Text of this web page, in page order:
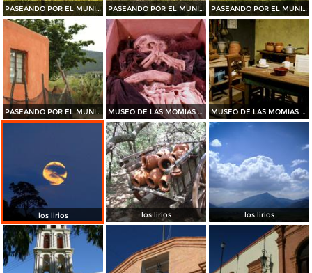
PASEANDO POR EL MUNICIPIO DE ARTEAGA......2015 PASEANDO POR EL MUNICIPIO DE ARTEAGA.......2015 PASEANDO POR EL MUNICIPIO DE ARTEAGA.......2015
PASEANDO POR EL MUNICIPIO DE ARTEAGA.......2015 MUSEO DE LAS MOMIAS DE SAN ANTONIO DE LAS ALAZANAS MUSEO DE LAS MOMIAS DE SAN ANTONIO DE LAS ALAZANAS
los lirios los lirios los lirios